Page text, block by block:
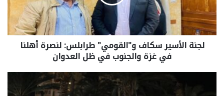
لجنة الأسير سكاف و"القومي" طرابلس: لنصرة أهلنا
في غزة والجنوب في ظل العدوان